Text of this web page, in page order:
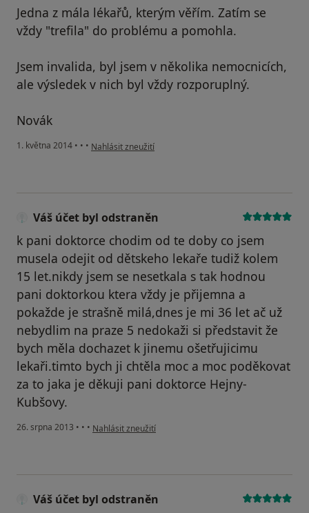
Jedna z mála lékařů, kterým věřím. Zatím se
vždy "trefila" do problému a pomohla.
Jsem invalida, byl jsem v několika nemocnicích,
ale výsledek v nich byl vždy rozporuplný.
Novák
1. května 2014 • • • podle názoru uživatele Váš účet byl odstraněn
Nahlásit zneužití
Váš účet byl odstraněn
k pani doktorce chodim od te doby co jsem
musela odejit od dětskeho lekaře tudiž kolem
15 let.nikdy jsem se nesetkala s tak hodnou
pani doktorkou ktera vždy je přijemna a
pokažde je strašně milá,dnes je mi 36 let ač už
nebydlim na praze 5 nedokaži si představit že
bych měla dochazet k jinemu ošetřujicimu
lekaři.timto bych ji chtěla moc a moc poděkovat
za to jaka je děkuji pani doktorce Hejny-
Kubšovy.
26. srpna 2013 • • • podle názoru uživatele Váš účet byl odstraněn
Nahlásit zneužití
Váš účet byl odstraněn